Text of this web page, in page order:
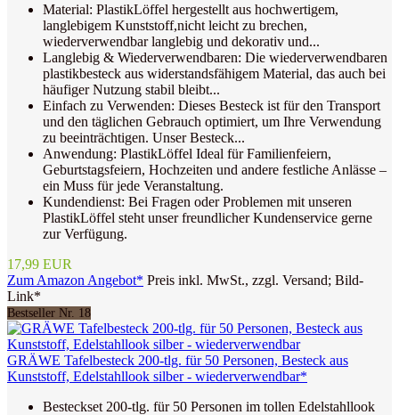
Material: PlastikLöffel hergestellt aus hochwertigem,
langlebigem Kunststoff,nicht leicht zu brechen,
wiederverwendbar langlebig und dekorativ und...
Langlebig & Wiederverwendbaren: Die wiederverwendbaren
plastikbesteck aus widerstandsfähigem Material, das auch bei
häufiger Nutzung stabil bleibt...
Einfach zu Verwenden: Dieses Besteck ist für den Transport
und den täglichen Gebrauch optimiert, um Ihre Verwendung
zu beeinträchtigen. Unser Besteck...
Anwendung: PlastikLöffel Ideal für Familienfeiern,
Geburtstagsfeiern, Hochzeiten und andere festliche Anlässe –
ein Muss für jede Veranstaltung.
Kundendienst: Bei Fragen oder Problemen mit unseren
PlastikLöffel steht unser freundlicher Kundenservice gerne
zur Verfügung.
17,99 EUR
Zum Amazon Angebot* Preis inkl. MwSt., zzgl. Versand; Bild-
Link*
Bestseller Nr. 18
GRÄWE Tafelbesteck 200-tlg. für 50 Personen, Besteck aus
Kunststoff, Edelstahllook silber - wiederverwendbar*
Besteckset 200-tlg. für 50 Personen im tollen Edelstahllook